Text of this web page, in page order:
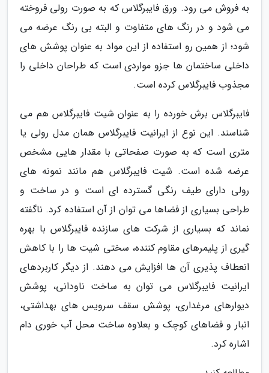
به فروش می رود. ورق فایبرگلاس که به صورت رولی فروخته
می شود و در رنگ های متفاوت و البته بی رنگ عرضه می
شود؛ از همین رو استفاده از این مواد به عنوان پوشش های
داخلی ساختمان ها جزو مواردی است که طراحان داخلی را
مجذوب فایبرگلاس کرده است.
فایبرگلاس برش خورده را به عنوان شیت فایبرگلاس هم می
شناسند. این نوع از ایرانیت فایبرگلاس همان مدل رولی یا
متری است که به صورت صفحاتی با مقدار هایی مشخص
عرضه شده است. شیت فایبرگلاس هم مانند نمونه های
رولی دارای طیف رنگی گسترده ای است و در ساخت و
طراحی بسیاری از فضاها می توان از آن استفاده کرد. ناگفته
نماند که بسیاری از شرکت های سازنده فایبرگلاس با بهره
گیری از پلیمرهای مقاوم کننده، سختی شیت ها را با کاهش
انعطاف پذیری آن ها افزایش می دهند. از دیگر کاربردهای
ایرانیت فایبرگلاس می توان به ساخت ناودانی، پوشش
دیوارهای مرغداری، پوشش سقف سرویس های بهداشتی،
انبار و فضاهای کوچک و بعلاوه ساخت محل آب خوری دام
اشاره کرد.